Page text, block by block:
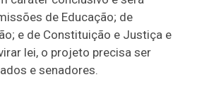
de Educação; de
e de Constituição e Justiça e
lei, o projeto precisa ser
e senadores.